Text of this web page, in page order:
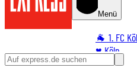
Menü
🐐 1. FC
♥️ Köln
⭐ Promi